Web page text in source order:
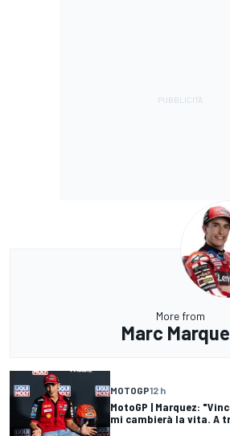
More from
Marc
MOTOGP12 h
MotoGP | Marquez:
mi cambierà la vita. A